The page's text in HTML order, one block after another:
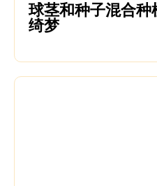
球茎和种子混合种
绮梦